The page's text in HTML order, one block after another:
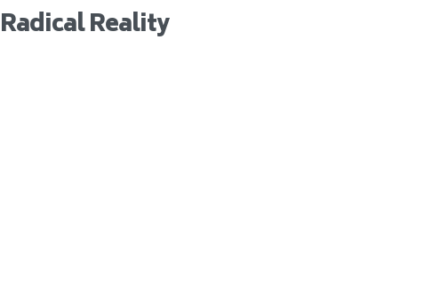
Radical Reality